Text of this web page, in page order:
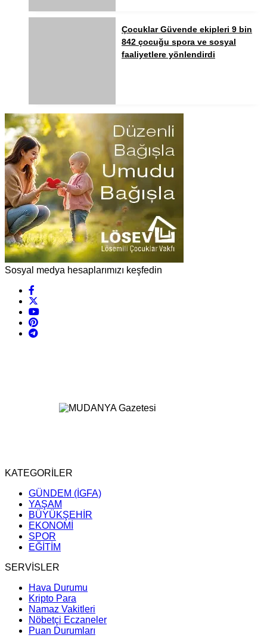
Çocuklar Güvende ekipleri 9 bin
842 çocuğu spora ve sosyal
faaliyetlere yönlendirdi
Sosyal medya hesaplarımızı keşfedin
KATEGORİLER
GÜNDEM (İGFA)
YAŞAM
BÜYÜKŞEHİR
EKONOMİ
SPOR
EĞİTİM
SERVİSLER
Hava Durumu
Kripto Para
Namaz Vakitleri
Nöbetçi Eczaneler
Puan Durumları